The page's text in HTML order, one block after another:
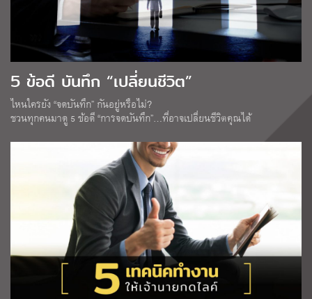
5 ข้อดี บันทึก “เปลี่ยนชีวิต”
ไหนใครยัง “จดบันทึก” กันอยู่หรือไม่?
ชวนทุกคนมาดู 5 ข้อดี “การจดบันทึก”…ที่อาจเปลี่ยนชีวิตคุณได้